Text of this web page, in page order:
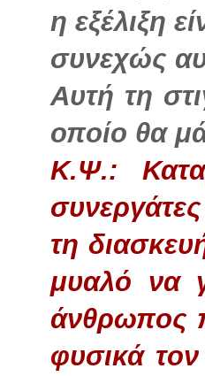
η εξέλιξη
συνεχώς
Αυτή τη
οποίο θα
Κ.Ψ.:
τη
μυαλό να
άνθρωπος
φυσικά